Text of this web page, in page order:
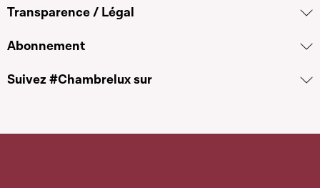
Transparence / Légal
Abonnement
Suivez #Chambrelux sur